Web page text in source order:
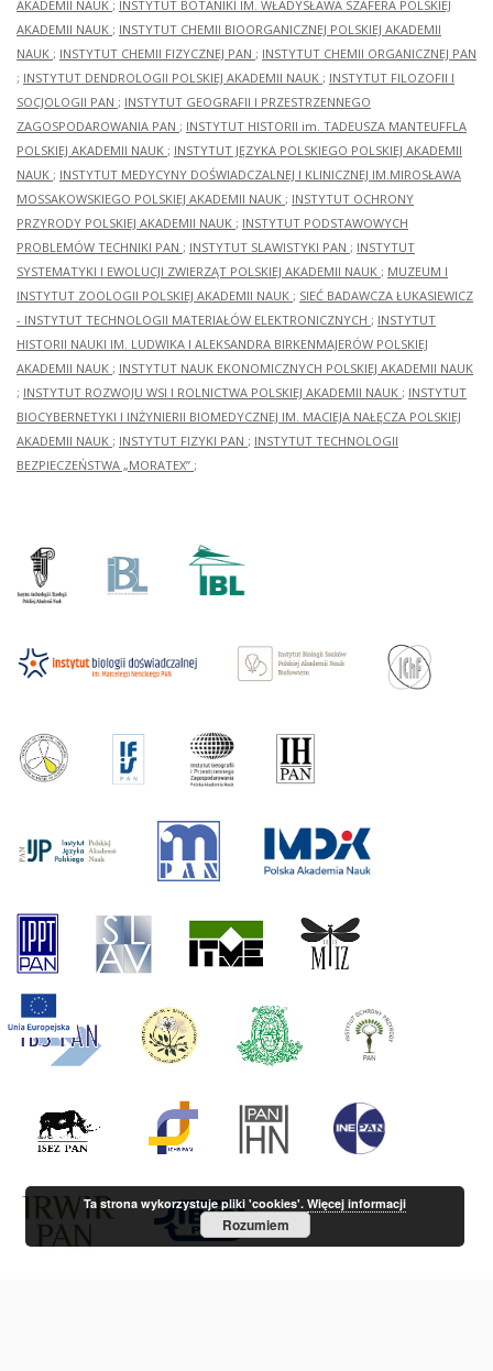
AKADEMII NAUK ; INSTYTUT BOTANIKI IM. WŁADYSŁAWA SZAFERA POLSKIEJ
AKADEMII NAUK ; INSTYTUT CHEMII BIOORGANICZNEJ POLSKIEJ AKADEMII
NAUK ; INSTYTUT CHEMII FIZYCZNEJ PAN ; INSTYTUT CHEMII ORGANICZNEJ PAN
; INSTYTUT DENDROLOGII POLSKIEJ AKADEMII NAUK ; INSTYTUT FILOZOFII I
SOCJOLOGII PAN ; INSTYTUT GEOGRAFII I PRZESTRZENNEGO
ZAGOSPODAROWANIA PAN ; INSTYTUT HISTORII im. TADEUSZA MANTEUFFLA
POLSKIEJ AKADEMII NAUK ; INSTYTUT JĘZYKA POLSKIEGO POLSKIEJ AKADEMII
NAUK ; INSTYTUT MEDYCYNY DOŚWIADCZALNEJ I KLINICZNEJ IM.MIROSŁAWA
MOSSAKOWSKIEGO POLSKIEJ AKADEMII NAUK ; INSTYTUT OCHRONY
PRZYRODY POLSKIEJ AKADEMII NAUK ; INSTYTUT PODSTAWOWYCH
PROBLEMÓW TECHNIKI PAN ; INSTYTUT SLAWISTYKI PAN ; INSTYTUT
SYSTEMATYKI I EWOLUCJI ZWIERZĄT POLSKIEJ AKADEMII NAUK ; MUZEUM I
INSTYTUT ZOOLOGII POLSKIEJ AKADEMII NAUK ; SIEĆ BADAWCZA ŁUKASIEWICZ
- INSTYTUT TECHNOLOGII MATERIAŁÓW ELEKTRONICZNYCH ; INSTYTUT
HISTORII NAUKI IM. LUDWIKA I ALEKSANDRA BIRKENMAJERÓW POLSKIEJ
AKADEMII NAUK ; INSTYTUT NAUK EKONOMICZNYCH POLSKIEJ AKADEMII NAUK
; INSTYTUT ROZWOJU WSI I ROLNICTWA POLSKIEJ AKADEMII NAUK ; INSTYTUT
BIOCYBERNETYKI I INŻYNIERII BIOMEDYCZNEJ IM. MACIEJA NAŁĘCZA POLSKIEJ
AKADEMII NAUK ; INSTYTUT FIZYKI PAN ; INSTYTUT TECHNOLOGII
BEZPIECZEŃSTWA „MORATEX” ;
Ta strona wykorzystuje pliki 'cookies'. Więcej informacji
Rozumiem